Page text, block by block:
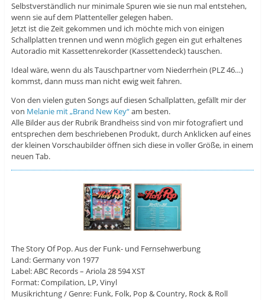
Selbstverständlich nur minimale Spuren wie sie nun mal entstehen,
wenn sie auf dem Plattenteller gelegen haben.
Jetzt ist die Zeit gekommen und ich möchte mich von einigen
Schallplatten trennen und wenn möglich gegen ein gut erhaltenes
Autoradio mit Kassettenrekorder (Kassettendeck) tauschen.
Ideal wäre, wenn du als Tauschpartner vom Niederrhein (PLZ 46…)
kommst, dann muss man nicht ewig weit fahren.
Von den vielen guten Songs auf diesen Schallplatten, gefällt mir der
von Melanie mit „Brand New Key“am besten.
Alle Bilder aus der Rubrik Brandheiss sind von mir fotografiert und
entsprechen dem beschriebenen Produkt, durch Anklicken auf eines
der kleinen Vorschaubilder öffnen sich diese in voller Größe, in einem
neuen Tab.
The Story Of Pop. Aus der Funk- und Fernsehwerbung
Land: Germany von 1977
Label: ABC Records ‎– Ariola ‎28 594 XST
Format: Compilation, LP, Vinyl
Musikrichtung / Genre: Funk, Folk, Pop & Country, Rock & Roll